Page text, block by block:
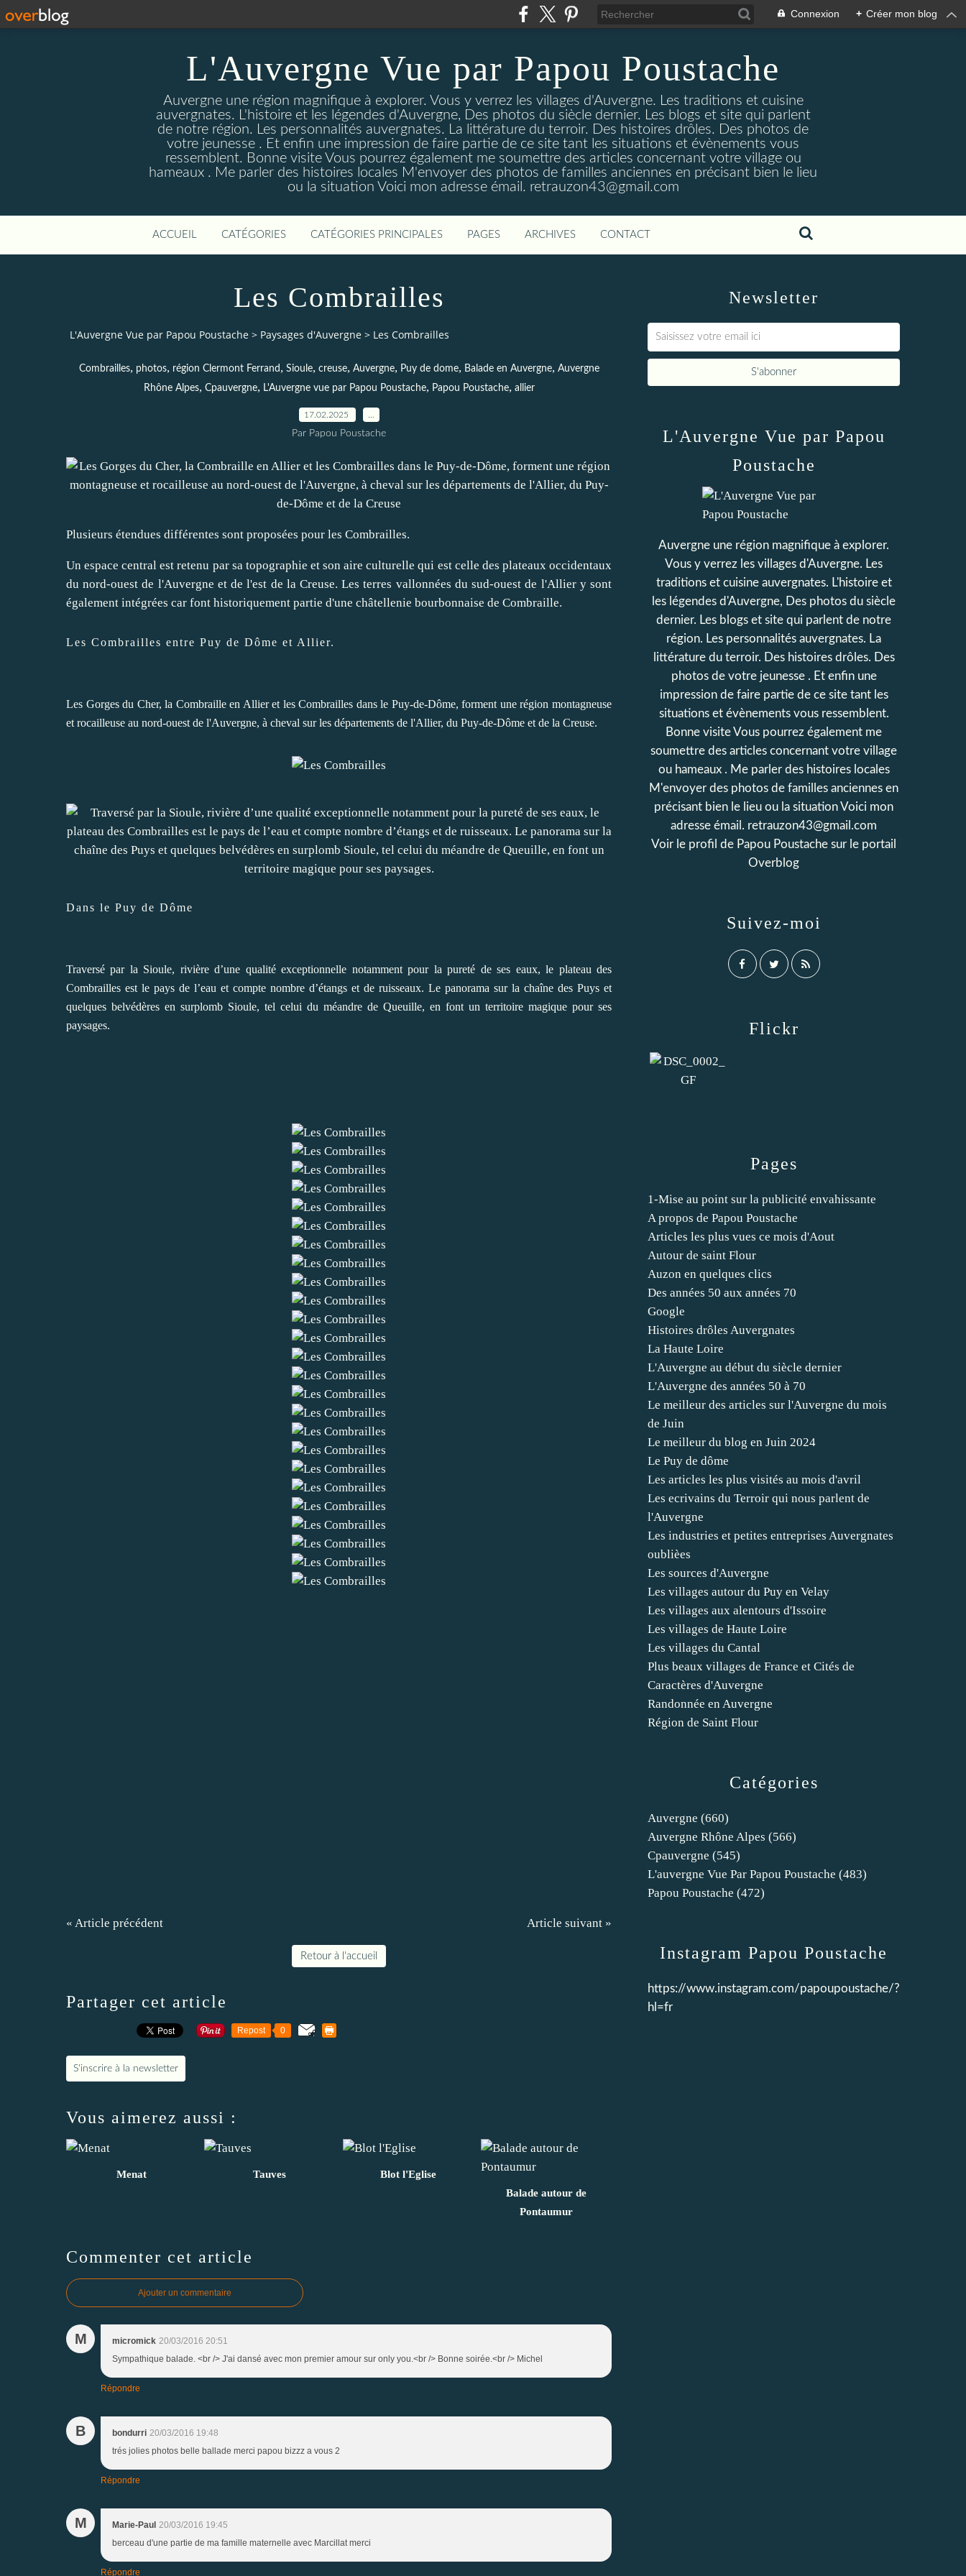
Connexion + Créer mon blog
L'Auvergne Vue par Papou Poustache
Auvergne une région magnifique à explorer. Vous y verrez les villages d'Auvergne. Les traditions et cuisine
auvergnates. L'histoire et les légendes d'Auvergne, Des photos du siècle dernier. Les blogs et site qui parlent
de notre région. Les personnalités auvergnates. La littérature du terroir. Des histoires drôles. Des photos de
votre jeunesse . Et enfin une impression de faire partie de ce site tant les situations et évènements vous
ressemblent. Bonne visite Vous pourrez également me soumettre des articles concernant votre village ou
hameaux . Me parler des histoires locales M'envoyer des photos de familles anciennes en précisant bien le lieu
ou la situation Voici mon adresse émail. retrauzon43@gmail.com
ACCUEIL CATÉGORIES CATÉGORIES PRINCIPALES PAGES ARCHIVES CONTACT
Les Combrailles
L'Auvergne Vue par Papou Poustache > Paysages d'Auvergne > Les Combrailles
Combrailles, photos, région Clermont Ferrand , Sioule, creuse, Auvergne, Puy de dome, Balade en Auvergne, Auvergne
Rhône Alpes, Cpauvergne, L'Auvergne vue par Papou Poustache, Papou Poustache, allier
17.02.2025
Par Papou Poustache
Plusieurs étendues différentes sont proposées pour les Combrailles.
Un espace central est retenu par sa topographie et son aire culturelle qui est celle des plateaux occidentaux
du nord-ouest de l'Auvergne et de l'est de la Creuse. Les terres vallonnées du sud-ouest de l'Allier y sont
également intégrées car font historiquement partie d'une châtellenie bourbonnaise de Combraille.
Les Combrailles entre Puy de Dôme et Allier.
Les Gorges du Cher, la Combraille en Allier et les Combrailles dans le Puy-de-Dôme, forment une région montagneuse
et rocailleuse au nord-ouest de l'Auvergne, à cheval sur les départements de l'Allier, du Puy-de-Dôme et de la Creuse.
Dans le Puy de Dôme
Traversé par la Sioule, rivière d’une qualité exceptionnelle notamment pour la pureté de ses eaux, le plateau des
Combrailles est le pays de l’eau et compte nombre d’étangs et de ruisseaux. Le panorama sur la chaîne des Puys et
quelques belvédères en surplomb Sioule, tel celui du méandre de Queuille, en font un territoire magique pour ses
paysages.
« Article précédent Article suivant »
Retour à l'accueil
Partager cet article
Repost 0
S'inscrire à la newsletter
Vous aimerez aussi :
Menat Tauves
Blot l'Eglise
Balade autour de
Pontaumur
Commenter cet article
Ajouter un commentaire
M micromick 20/03/2016 20:51
Sympathique balade. <br /> J'ai dansé avec mon premier amour sur only you.<br /> Bonne soirée.<br /> Michel
Répondre
B bondurri 20/03/2016 19:48
trés jolies photos belle ballade merci papou bizzz a vous 2
Répondre
M Marie-Paul 20/03/2016 19:45
berceau d'une partie de ma famille maternelle avec Marcillat merci
Répondre
Newsletter
Catégories
Auvergne (660)
Auvergne Rhône Alpes (566)
Cpauvergne (545)
L'auvergne Vue Par Papou Poustache (483)
Papou Poustache (472)
Pages
1-Mise au point sur la publicité envahissante
A propos de Papou Poustache
Articles les plus vues ce mois d'Aout
Autour de saint Flour
Auzon en quelques clics
Des années 50 aux années 70
Google
Histoires drôles Auvergnates
La Haute Loire
L'Auvergne au début du siècle dernier
L'Auvergne des années 50 à 70
Le meilleur des articles sur l'Auvergne du mois
de Juin
Le meilleur du blog en Juin 2024
Le Puy de dôme
Les articles les plus visités au mois d'avril
Les ecrivains du Terroir qui nous parlent de
l'Auvergne
Les industries et petites entreprises Auvergnates
oublièes
Les sources d'Auvergne
Les villages autour du Puy en Velay
Les villages aux alentours d'Issoire
Les villages de Haute Loire
Les villages du Cantal
Plus beaux villages de France et Cités de
Caractères d'Auvergne
Randonnée en Auvergne
Région de Saint Flour
L'Auvergne Vue par Papou
Poustache
Auvergne une région magnifique à explorer.
Vous y verrez les villages d'Auvergne. Les
traditions et cuisine auvergnates. L'histoire et
les légendes d'Auvergne, Des photos du siècle
dernier. Les blogs et site qui parlent de notre
région. Les personnalités auvergnates. La
littérature du terroir. Des histoires drôles. Des
photos de votre jeunesse . Et enfin une
impression de faire partie de ce site tant les
situations et évènements vous ressemblent.
Bonne visite Vous pourrez également me
soumettre des articles concernant votre village
ou hameaux . Me parler des histoires locales
M'envoyer des photos de familles anciennes en
précisant bien le lieu ou la situation Voici mon
adresse émail. retrauzon43@gmail.com
Voir le profil de Papou Poustache sur le portail
Overblog
Suivez-moi
Flickr
Instagram Papou Poustache
https://www.instagram.com/papoupoustache/?
hl=fr